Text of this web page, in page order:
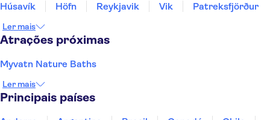
Húsavík Höfn Reykjavik Vik Patreksfjörður
Ler mais
Atrações próximas
Myvatn Nature Baths
Ler mais
Principais países